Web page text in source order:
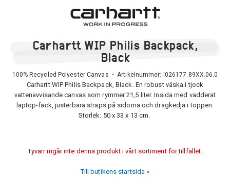
Carhartt WIP Philis Backpack,
Black
100% Recycled Polyester Canvas • Artikelnummer: I026177.89XX.06.0
Carhartt WIP Philis Backpack, Black. En robust väska i tjock
vattenavvisande canvas som rymmer 21,5 liter. Insida med vadderat
laptop-fack, justerbara straps på sidorna och dragkedja i toppen.
Storlek: 50 x 33 x 13 cm.
Tyvärr ingår inte denna produkt i vårt sortiment för tillfället.
Till butikens startsida »